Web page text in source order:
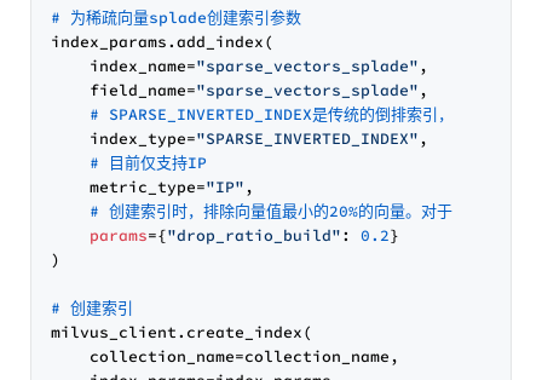
# 为稀疏向量splade创建索引参数
index_params.add_index(
    index_name=
"sparse_vectors_splade" ,
    field_name=
"sparse_vectors_splade" ,
# SPARSE_INVERTED_INDEX是传统的倒排索引，
    index_type=
"SPARSE_INVERTED_INDEX" ,
# 目前仅支持IP
    metric_type=
"IP" ,
# 创建索引时，排除向量值最小的20%的向量。对于稀疏向量
params={"drop_ratio_build": 0.2}
)
# 创建索引
milvus_client.create_index(
    collection_name=collection_name,